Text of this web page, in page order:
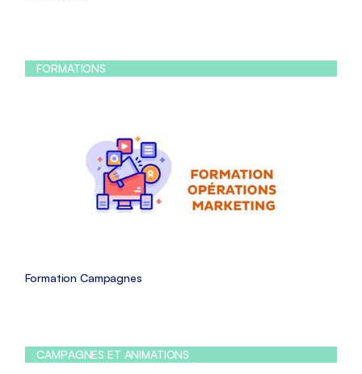
FORMATIONS
Formation Campagnes
CAMPAGNES ET ANIMATIONS